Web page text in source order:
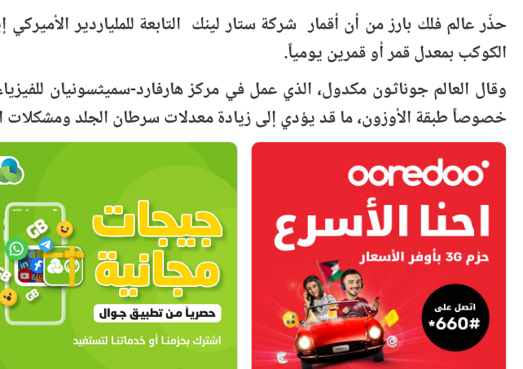
حذّر عالم فلك بارز من أن أقمار شركة ستار لينك التابعة للملياردير
الكوكب بمعدل قمر أو قمرين يومياً.
خصوصاً طبقة الأوزون، ما قد يؤدي إلى زيادة معدلات سرطان الجلد ومشكلات